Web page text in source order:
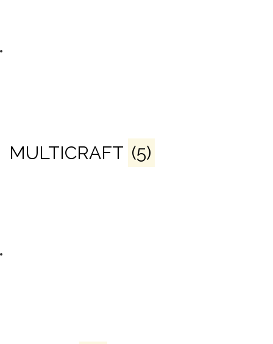
MULTICRAFT (5)